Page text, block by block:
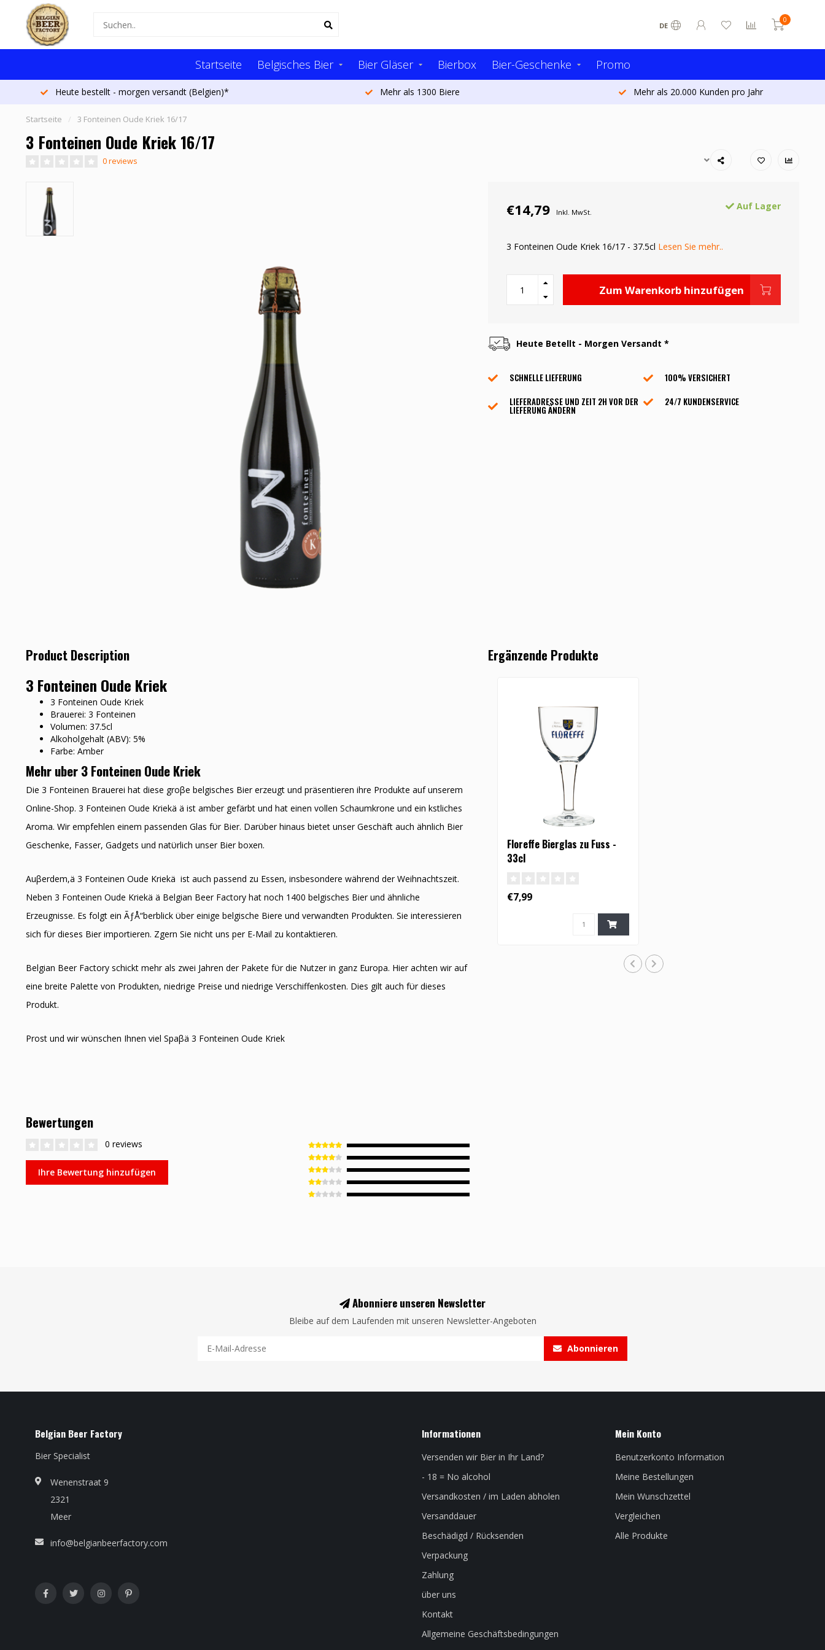
DE
0
Startseite Belgisches Bier Bier Gläser Bierbox Bier-Geschenke Promo
Heute bestellt - morgen versandt (Belgien)* Mehr als 1300 Biere Mehr als 20.000 Kunden pro Jahr
Startseite / 3 Fonteinen Oude Kriek 16/17
3 Fonteinen Oude Kriek 16/17
0 reviews
€14,79 Inkl. MwSt.
Auf Lager
3 Fonteinen Oude Kriek 16/17 - 37.5cl Lesen Sie mehr..
Zum Warenkorb hinzufügen
Heute Betellt - Morgen Versandt *
SCHNELLE LIEFERUNG
100% VERSICHERT
LIEFERADRESSE UND ZEIT 2H VOR DER
LIEFERUNG ÄNDERN
24/7 KUNDENSERVICE
Product Description
3 Fonteinen Oude Kriek
3 Fonteinen Oude Kriek
Brauerei: 3 Fonteinen
Volumen: 37.5cl
Alkoholgehalt (ABV): 5%
Farbe: Amber
Mehr uber 3 Fonteinen Oude Kriek
Die 3 Fonteinen Brauerei hat diese groβe belgisches Bier erzeugt und präsentieren ihre Produkte auf unserem
Online-Shop. 3 Fonteinen Oude Kriekä ä ist amber gefärbt und hat einen vollen Schaumkrone und ein kӧstliches
Aroma. Wir empfehlen einem passenden Glas fϋr Bier. Darϋber hinaus bietet unser Geschäft auch ähnlich Bier
Geschenke, Fasser, Gadgets und natϋrlich unser Bier boxen.
Auβerdem,ä 3 Fonteinen Oude Kriekä ist auch passend zu Essen, insbesondere während der Weihnachtszeit.
Neben 3 Fonteinen Oude Kriekä ä Belgian Beer Factory hat noch 1400 belgisches Bier und ähnliche
Erzeugnisse. Es folgt ein ÃƒÅ“berblick ϋber einige belgische Biere und verwandten Produkten. Sie interessieren
sich fϋr dieses Bier importieren. Zӧgern Sie nicht uns per E-Mail zu kontaktieren.
Belgian Beer Factory schickt mehr als zwei Jahren der Pakete fϋr die Nutzer in ganz Europa. Hier achten wir auf
eine breite Palette von Produkten, niedrige Preise und niedrige Verschiffenkosten. Dies gilt auch fϋr dieses
Produkt.
Prost und wir wϋnschen Ihnen viel Spaβä 3 Fonteinen Oude Kriek
Bewertungen
0 reviews
Ihre Bewertung hinzufügen
Ergänzende Produkte
Floreffe Bierglas zu Fuss -
33cl
€7,99
Abonniere unseren Newsletter
Bleibe auf dem Laufenden mit unseren Newsletter-Angeboten
Abonnieren
Belgian Beer Factory
Bier Specialist
Wenenstraat 9
2321
Meer
info@belgianbeerfactory.com
Informationen
Versenden wir Bier in Ihr Land?
- 18 = No alcohol
Versandkosten / im Laden abholen
Versanddauer
Beschädigd / Rücksenden
Verpackung
Zahlung
über uns
Kontakt
Allgemeine Geschäftsbedingungen
Mein Konto
Benutzerkonto Information
Meine Bestellungen
Mein Wunschzettel
Vergleichen
Alle Produkte